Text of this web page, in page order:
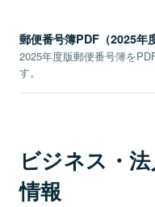
郵便番号簿PDF（2025年
2025年度版郵便番号簿を
す。
ビジネス・
情報